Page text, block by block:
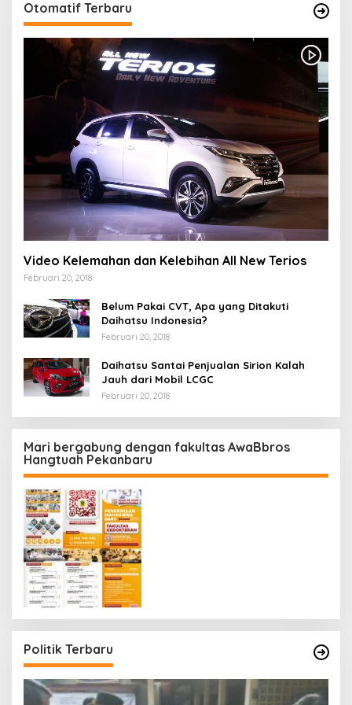
Otomatif Terbaru
Video Kelemahan dan Kelebihan All New Terios
Februari 20, 2018
Belum Pakai CVT, Apa yang Ditakuti
Daihatsu Indonesia?
Februari 20, 2018
Daihatsu Santai Penjualan Sirion Kalah
Jauh dari Mobil LCGC
Februari 20, 2018
Mari bergabung dengan fakultas AwaBbros
Hangtuah Pekanbaru
Politik Terbaru